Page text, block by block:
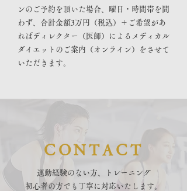
ンのご予約を頂いた場合、曜日・時間帯を問
わず、合計金額3万円（税込）＋ご希望があ
ればディレクター（医師）によるメディカル
ダイエットのご案内（オンライン）をさせて
いただきます。
CONTACT
運動経験のない方、トレーニング
初心者の方でも丁寧に対応いたします。